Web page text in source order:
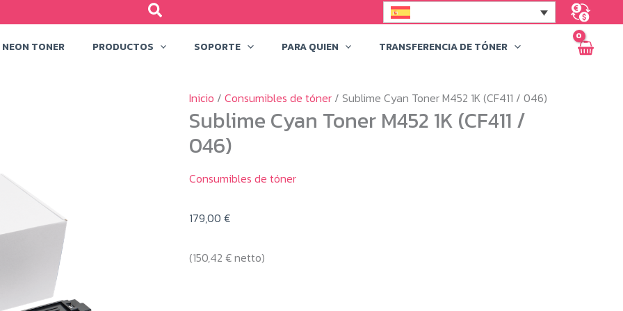
NEON TONER PRODUCTOS SOPORTE PARA QUIEN
TRANSFERENCIA DE TÓNER
Inicio / Consumibles de tóner / Sublime Cyan Toner M452 1K (CF411 / 046)
Sublime Cyan Toner M452 1K (CF411 /
046)
Consumibles de tóner
179,00 €
(150,42 €netto)